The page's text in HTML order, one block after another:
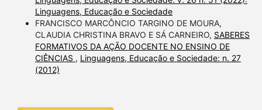
Linguagens, Educação e Sociedade
FRANCISCO MARCÔNCIO TARGINO DE MOURA,
CLAUDIA CHRISTINA BRAVO E SÁ CARNEIRO, SABERES
FORMATIVOS DA AÇÃO DOCENTE NO ENSINO DE
CIÊNCIAS , Linguagens, Educação e Sociedade: n. 27
(2012)